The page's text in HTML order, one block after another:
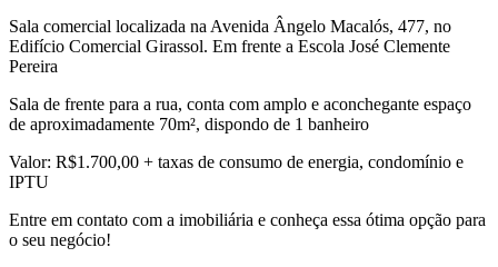
Sala comercial localizada na Avenida Ângelo Macalós, 477, no
Edifício Comercial Girassol. Em frente a Escola José Clemente
Pereira
Sala de frente para a rua, conta com amplo e aconchegante espaço
de aproximadamente 70m², dispondo de 1 banheiro
Valor: R$1.700,00 + taxas de consumo de energia, condomínio e
IPTU
Entre em contato com a imobiliária e conheça essa ótima opção para
o seu negócio!